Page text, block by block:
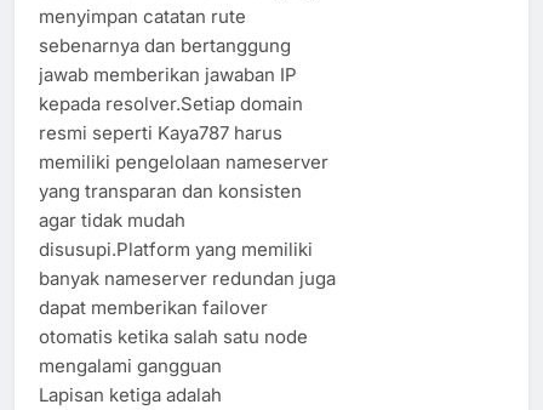
menyimpan catatan rute
sebenarnya dan bertanggung
jawab memberikan jawaban IP
kepada resolver.Setiap domain
resmi seperti Kaya787 harus
memiliki pengelolaan nameserver
yang transparan dan konsisten
agar tidak mudah
disusupi.Platform yang memiliki
banyak nameserver redundan juga
dapat memberikan failover
otomatis ketika salah satu node
mengalami gangguan
Lapisan ketiga adalah